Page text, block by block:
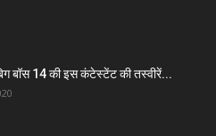
बॉस 14 की इस कंटेस्टेंट की तस्वीरें...